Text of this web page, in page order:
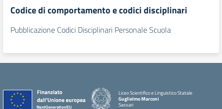
Codice di comportamento e codici disciplinari
Pubblicazione Codici Disciplinari Personale Scuola
Liceo Scientifico e Linguistico Statale
Guglielmo Marconi
Sassari